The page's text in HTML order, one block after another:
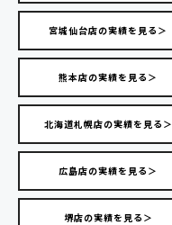
宮城仙台店の実績を見る＞
熊本店の実績を見る＞
北海道札幌店の実績を見る＞
広島店の実績を見る＞
堺店の実績を見る＞